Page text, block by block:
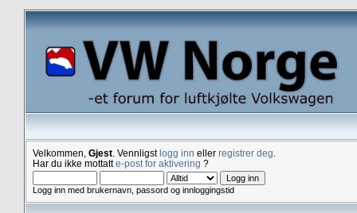
Velkommen, Gjest . Vennligstlogg inn eller registrer deg
Har du ikke mottatte-post for aktivering ?
Logg inn med brukernavn, passord og innloggingstid